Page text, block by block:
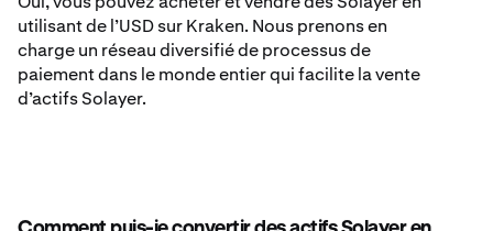
utilisant de l’USD sur Kraken. Nous prenons en
charge un réseau diversifié de processus de
paiement dans le monde entier qui facilite la vente
d’actifs Solayer.